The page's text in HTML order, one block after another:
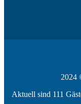
2024
Aktuell sind 111